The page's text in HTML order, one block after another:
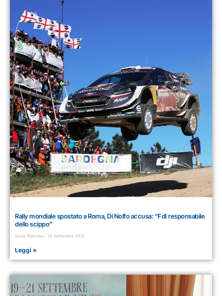
Rally mondiale spostato a Roma, Di Nolfo accusa: “FdI responsabile
dello scippo”
Giulia Palomba 20 Settembre 2025
Leggi »